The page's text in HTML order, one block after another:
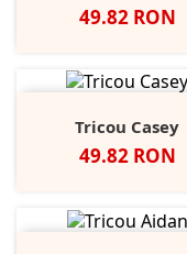
Pret
49.82 RON
Tricou Casey
Pret
49.82 RON